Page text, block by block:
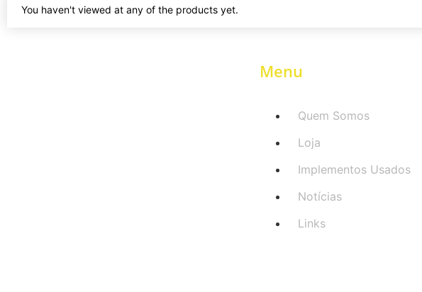
You haven't viewed at any of the products yet.
Menu
Quem Somos
Loja
Implementos Usados
Notícias
Links